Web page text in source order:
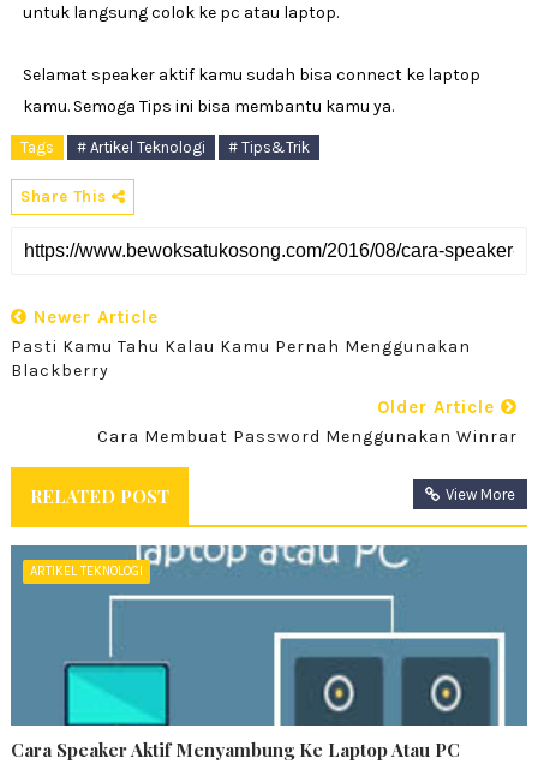
untuk langsung colok ke pc atau laptop.
Selamat speaker aktif kamu sudah bisa connect ke laptop
kamu. Semoga Tips ini bisa membantu kamu ya.
Tags # Artikel Teknologi # Tips&Trik
Share This
Newer Article
Pasti Kamu Tahu Kalau Kamu Pernah Menggunakan
Blackberry
Older Article
Cara Membuat Password Menggunakan Winrar
RELATED POST View More
ARTIKEL TEKNOLOGI
Cara Speaker Aktif Menyambung Ke Laptop Atau PC